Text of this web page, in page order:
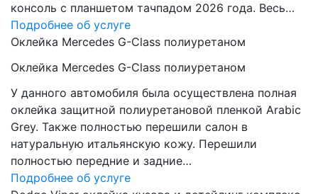
консоль с планшетом тачпадом 2026 года. Весь…
Подробнее об услуге
Оклейка Mercedes G-Class полиуретаном
Оклейка Mercedes G-Class полиуретаном
У данного автомобиля была осуществлена полная
оклейка защитной полиуретановой пленкой Arabic
Grey. Также полностью перешили салон в
натуральную итальянскую кожу. Перешили
полностью передние и задние…
Подробнее об услуге